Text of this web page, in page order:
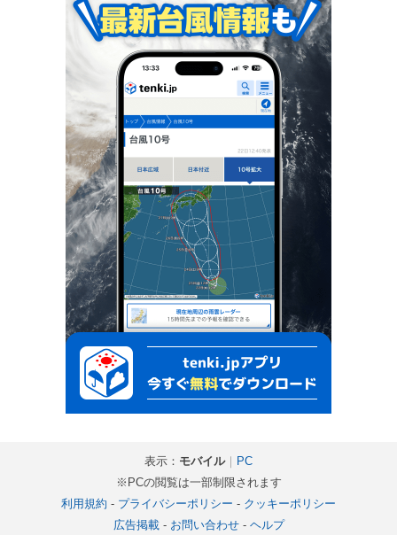
表示： モバイル｜ PC
※PCの閲覧は一部制限されます
利用規約 - プライバシーポリシー - クッキーポリシー
広告掲載- お問い合わせ- ヘルプ